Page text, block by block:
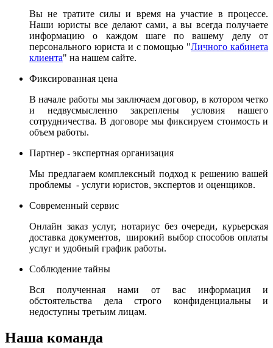
Вы не тратите силы и время на участие в процессе.
Наши юристы все делают сами, а вы всегда получаете
информацию о каждом шаге по вашему делу от
персонального юриста и с помощью "Личного кабинета
клиента" на нашем сайте.
Фиксированная цена
В начале работы мы заключаем договор, в котором четко
и недвусмысленно закреплены условия нашего
сотрудничества. В договоре мы фиксируем стоимость и
объем работы.
Партнер - экспертная организация
Мы предлагаем комплексный подход к решению вашей
проблемы - услуги юристов, экспертов и оценщиков.
Современный сервис
Онлайн заказ услуг, нотариус без очереди, курьерская
доставка документов, широкий выбор способов оплаты
услуг и удобный график работы.
Соблюдение тайны
Вся полученная нами от вас информация и
обстоятельства дела строго конфиденциальны и
недоступны третьим лицам.
Наша команда